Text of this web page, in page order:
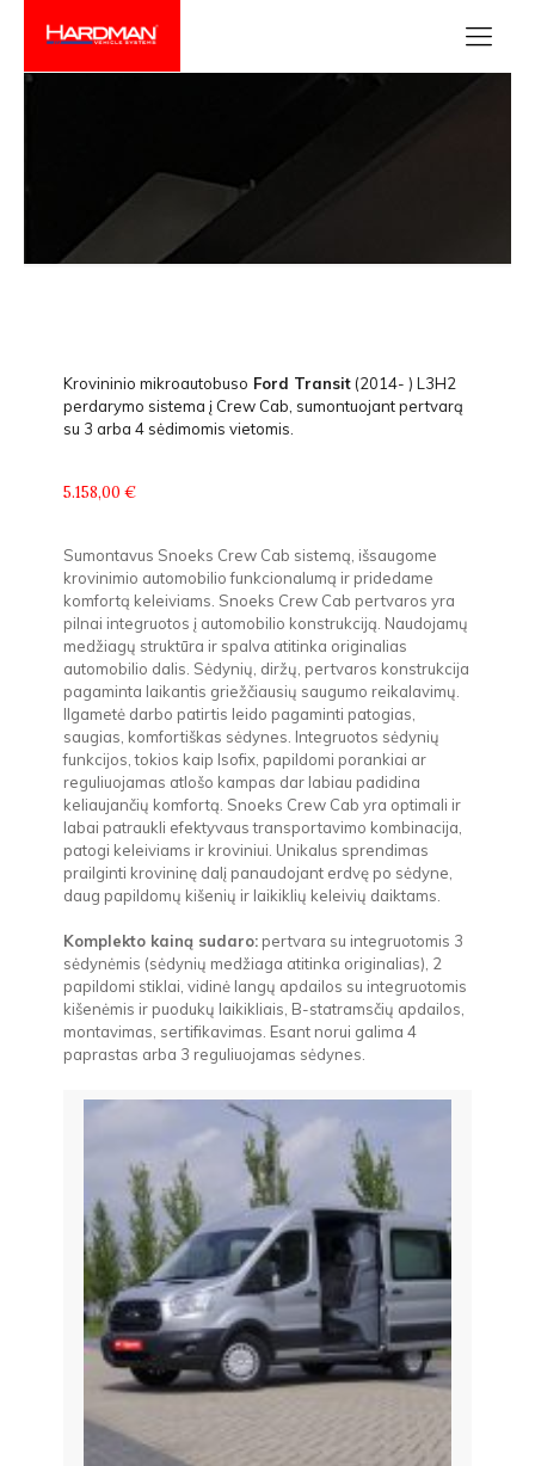
Krovininio mikroautobuso Ford Transit (2014- ) L3H2
perdarymo sistema į Crew Cab, sumontuojant pertvarą
su 3 arba 4 sėdimomis vietomis.
5.158,00 €
Sumontavus Snoeks Crew Cab sistemą, išsaugome
krovinimio automobilio funkcionalumą ir pridedame
komfortą keleiviams. Snoeks Crew Cab pertvaros yra
pilnai integruotos į automobilio konstrukciją. Naudojamų
medžiagų struktūra ir spalva atitinka originalias
automobilio dalis. Sėdynių, diržų, pertvaros konstrukcija
pagaminta laikantis griežčiausių saugumo reikalavimų.
Ilgametė darbo patirtis leido pagaminti patogias,
saugias, komfortiškas sėdynes. Integruotos sėdynių
funkcijos, tokios kaip Isofix, papildomi porankiai ar
reguliuojamas atlošo kampas dar labiau padidina
keliaujančių komfortą. Snoeks Crew Cab yra optimali ir
labai patraukli efektyvaus transportavimo kombinacija,
patogi keleiviams ir kroviniui. Unikalus sprendimas
prailginti krovininę dalį panaudojant erdvę po sėdyne,
daug papildomų kišenių ir laikiklių keleivių daiktams.
Komplekto kainą sudaro:pertvara su integruotomis 3
sėdynėmis (sėdynių medžiaga atitinka originalias), 2
papildomi stiklai, vidinė langų apdailos su integruotomis
kišenėmis ir puodukų laikikliais, B-statramsčių apdailos,
montavimas, sertifikavimas. Esant norui galima 4
paprastas arba 3 reguliuojamas sėdynes.